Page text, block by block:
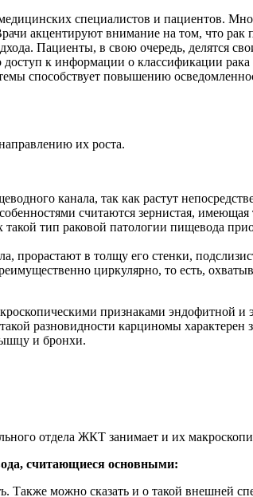
специалистов и пациентов.
акцентируют внимание на том, что
Пациенты, в свою очередь, делятся
к информации о классификации
способствует повышению
их роста.
канала, так как растут
считаются зернистая,
такой тип раковой патологии пищевода
прорастают в толщу его стенки,
циркулярно, то есть,
признаками эндофитной
разновидности карциномы
и бронхи.
отдела ЖКТ занимает и их
считающиеся основными:
Также можно сказать и о такой внешней